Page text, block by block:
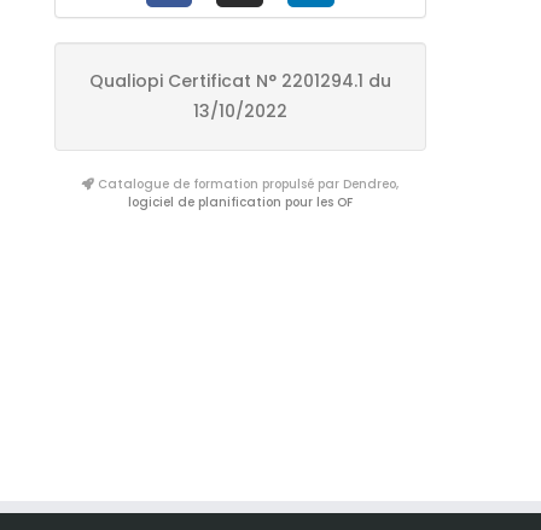
Qualiopi Certificat N° 2201294.1 du
13/10/2022
Catalogue de formation propulsé par Dendreo,
logiciel de planification pour les OF